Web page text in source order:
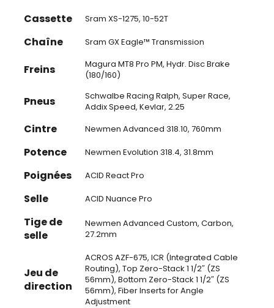
Cassette
Sram XS-1275, 10-52T
Chaîne Sram GX Eagle™ Transmission
Freins
Magura MT8 Pro PM, Hydr. Disc Brake
(180/160)
Pneus
Schwalbe Racing Ralph, Super Race,
Addix Speed, Kevlar, 2.25
Cintre Newmen Advanced 318.10, 760mm
Potence Newmen Evolution 318.4, 31.8mm
Poignées ACID React Pro
Selle ACID Nuance Pro
Tige de
selle
Newmen Advanced Custom, Carbon,
27.2mm
Jeu de
direction
ACROS AZF-675, ICR (Integrated Cable
Routing), Top Zero-Stack 1 1/2″ (ZS
56mm), Bottom Zero-Stack 1 1/2″ (ZS
56mm), Fiber Inserts for Angle
Adjustment